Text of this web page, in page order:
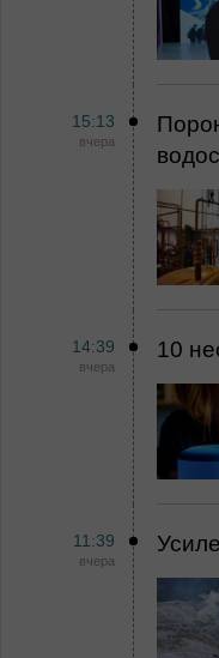
15:13
вчера
14:39
вчера
10
11:39
вчера